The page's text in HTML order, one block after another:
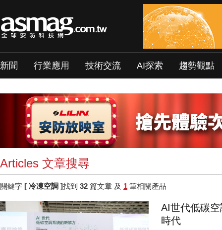
新聞 行業應用 技術交流 AI探索 趨勢觀點
Articles 文章搜尋
關鍵字 [ 冷凍空調 ]找到 32 篇文章 及 1 筆相關產品
AI世代低碳
時代